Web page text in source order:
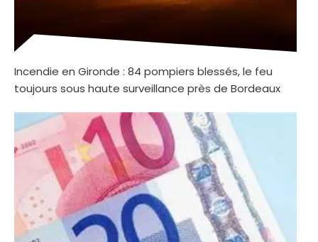
Incendie en Gironde : 84 pompiers blessés, le feu
toujours sous haute surveillance près de Bordeaux